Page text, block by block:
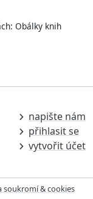
Obálky knih
napište nám
přihlasit se
vytvořit účet
soukromí & cookies